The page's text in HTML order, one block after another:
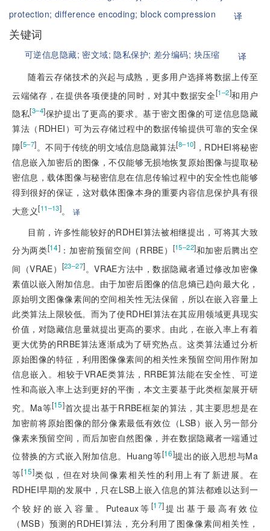
protection;difference encoding; block compression 译
关键词
可逆信息隐藏; 密文域;隐私保护; 差分编码; 块压缩
译
随着云存储技术的兴起与成熟，更多用户选择将数据上传至
云端储存，在提供各项便捷的同时，对其中数据安全[1–2]和用户
隐私[3–4]保护提出了更高的要求。基于密文图像的可逆信息隐藏
算法（RDHEI）可为云存储过程中的数据传输提供可靠的安全保
障[5–7]。不同于传统的明文域信息隐藏算法[8–10] ，RDHEI将秘密
信息嵌入加密后的图像，不仅能够无损地恢复原始图像与提取秘
密信息，载体图像与秘密信息在信息传输过程中的安全性也能够
得到很好的保证，这对载体图像本身的重要内容信息保护具有很
大意义[11–13]。 译
目前，许多性能较好的RDHEI算法被相继提出，可将其大致
分为两类[14] ：加密前预留空间（RRBE） [15–22]和加密后腾出空
间（VRAE） [23–27]。VRAE方法中，数据隐藏者通过修改加密像
素值以嵌入附加信息。由于加密后图像的信息熵已趋向最大化，
原始明文图像像素间的空间相关性无法保留，所以在嵌入容量上
此类算法上限较低。而为了使RDHEI算法在其应用领域更具现实
价值，对隐藏信息量就提出更高的要求。由此，在嵌入率上有着
更大优势的RRBE算法逐渐成为了研究热点。这类算法通过分析
原始图像的特征，利用图像像素间的相关性来预留空间用作附加
信息嵌入。相较于VRAE类算法，RRBE算法能在安全性、可逆
性和高嵌入率上达到更好的平衡，本文主要基于此类框架展开研
究。Ma等[15]首次提出基于RRBE框架的算法，其主要思想是在
加密前将原始图像的部分像素最低有效位（LSB）嵌入另一部分
像素来预留空间，而后加密自然图像，并在数据隐藏者一端通过
位替换的方式嵌入附加信息。Huang等[16]提出的嵌入思想与Ma
等[15]类似，但在对块间像素相关性的利用上有了新进展。在
RDHEI早期的发展中，只在LSB上嵌入信息的算法都难以达到一
个较好的嵌入容量。Puteaux等 [17]提出基于最高有效位
（MSB）预测的RDHEI算法，充分利用了图像像素间相关性，